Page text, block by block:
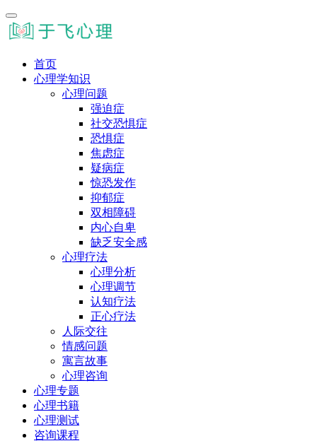
首页
心理学知识
心理问题
强迫症
社交恐惧症
恐惧症
焦虑症
疑病症
惊恐发作
抑郁症
双相障碍
内心自卑
缺乏安全感
心理疗法
心理分析
心理调节
认知疗法
正心疗法
人际交往
情感问题
寓言故事
心理咨询
心理专题
心理书籍
心理测试
咨询课程